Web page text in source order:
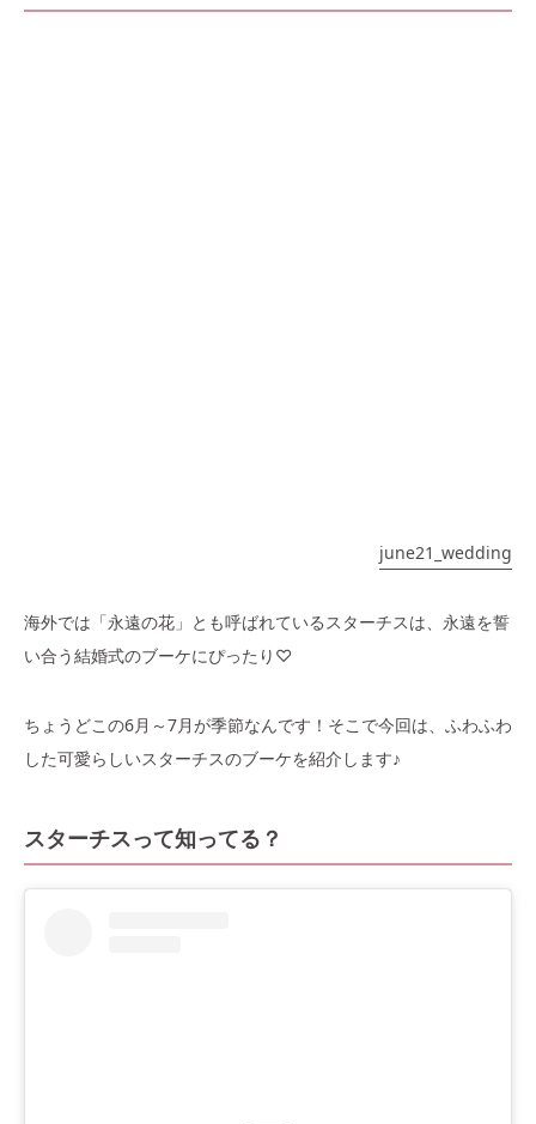
june21_wedding
海外では「永遠の花」とも呼ばれているスターチスは、永遠を誓
い合う結婚式のブーケにぴったり♡
ちょうどこの6月～7月が季節なんです！そこで今回は、ふわふわ
した可愛らしいスターチスのブーケを紹介します♪
スターチスって知ってる？